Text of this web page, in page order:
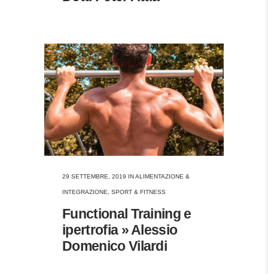
29 SETTEMBRE, 2019 INALIMENTAZIONE &
INTEGRAZIONE SPORT & FITNESS
Functional Training e
ipertrofia » Alessio
Domenico Vilardi